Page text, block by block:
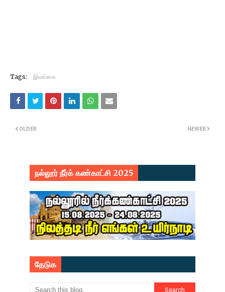
Tags: இலங்கை
NEWER
OLDER
நல்லூர் நீர்க் கண்காட்சி 2025
தேடுக